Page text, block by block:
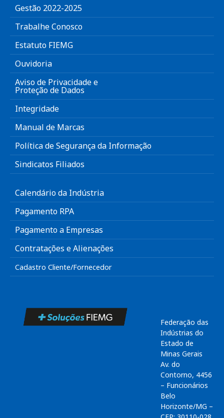
Gestão 2022-2025
Trabalhe Conosco
Estatuto FIEMG
Ouvidoria
Aviso de Privacidade e
Proteção de Dados
Integridade
Manual de Marcas
Política de Segurança da Informação
Sindicatos Filiados
Calendário da Indústria
Pagamento RPA
Pagamento a Empresas
Contratações e Alienações
Cadastro Cliente/Fornecedor
Federação das
Indústrias do
Estado de
Minas Gerais
Av. do
Contorno, 4456
– Funcionários
Belo
Horizonte/MG –